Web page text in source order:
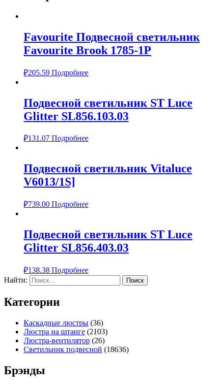
Favourite Подвесной светильник
Favourite Brook 1785-1P
₽205.59 Подробнее
Подвесной светильник ST Luce
Glitter SL856.103.03
₽131.07 Подробнее
Подвесной светильник Vitaluce
V6013/1S]
₽739.00 Подробнее
Подвесной светильник ST Luce
Glitter SL856.403.03
₽138.38 Подробнее
Найти:
Категории
Каскадные люстры (36)
Люстра на штанге (2103)
Люстра-вентилятор (26)
Светильник подвесной (18636)
Брэнды